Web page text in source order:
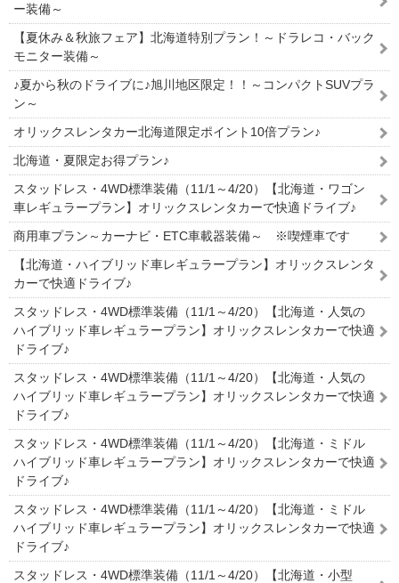
ー装備～
【夏休み＆秋旅フェア】北海道特別プラン！～ドラレコ・バック
モニター装備～
♪夏から秋のドライブに♪旭川地区限定！！～コンパクトSUVプラ
ン～
オリックスレンタカー北海道限定ポイント10倍プラン♪
北海道・夏限定お得プラン♪
スタッドレス・4WD標準装備（11/1～4/20）【北海道・ワゴン
車レギュラープラン】オリックスレンタカーで快適ドライブ♪
商用車プラン～カーナビ・ETC車載器装備～ ※喫煙車です
【北海道・ハイブリッド車レギュラープラン】オリックスレンタ
カーで快適ドライブ♪
スタッドレス・4WD標準装備（11/1～4/20）【北海道・人気の
ハイブリッド車レギュラープラン】オリックスレンタカーで快適
ドライブ♪
スタッドレス・4WD標準装備（11/1～4/20）【北海道・人気の
ハイブリッド車レギュラープラン】オリックスレンタカーで快適
ドライブ♪
スタッドレス・4WD標準装備（11/1～4/20）【北海道・ミドル
ハイブリッド車レギュラープラン】オリックスレンタカーで快適
ドライブ♪
スタッドレス・4WD標準装備（11/1～4/20）【北海道・ミドル
ハイブリッド車レギュラープラン】オリックスレンタカーで快適
ドライブ♪
スタッドレス・4WD標準装備（11/1～4/20）【北海道・小型